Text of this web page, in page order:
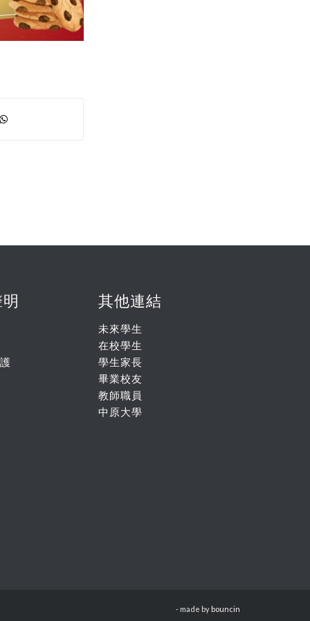
其他連結
未來學生
在校學生
學生家長
畢業校友
教師職員
中原大學
- made by bouncin